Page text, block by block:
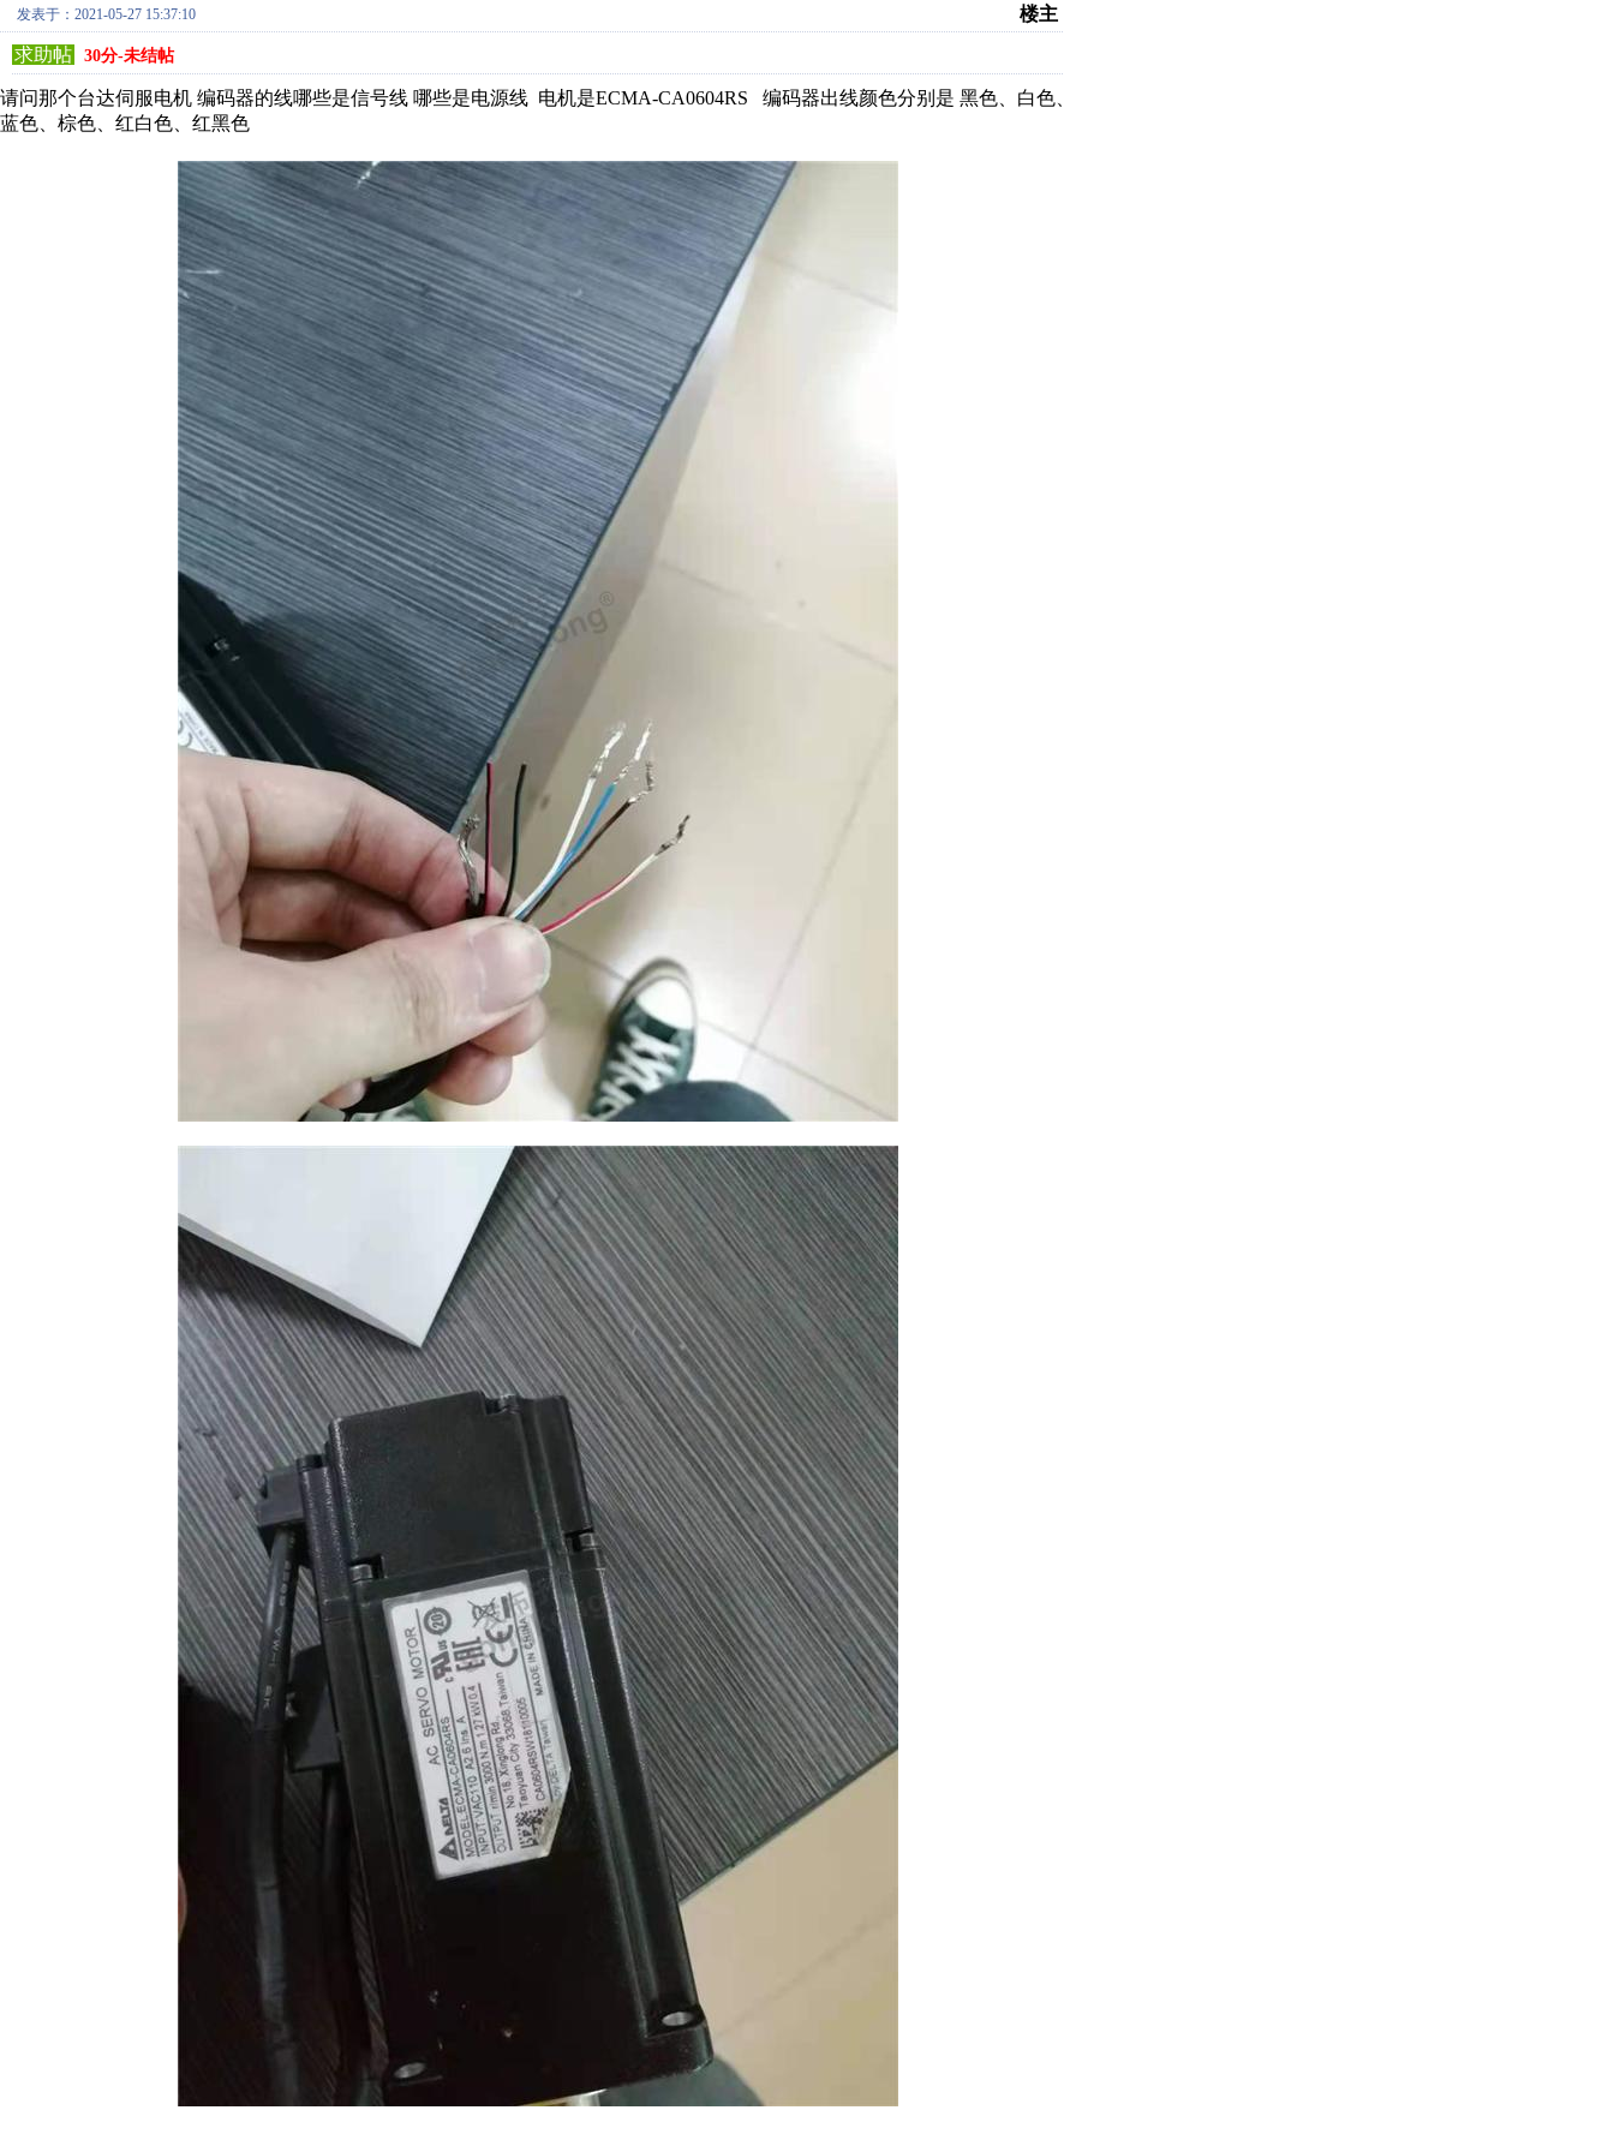
发表于：2021-05-27 15:37:10
楼主
求助帖
30分-未结帖
请问那个台达伺服电机 编码器的线哪些是信号线 哪些是电源线 电机是ECMA-CA0604RS 编码器出线颜色分别是 黑色、白色、
蓝色、棕色、红白色、红黑色